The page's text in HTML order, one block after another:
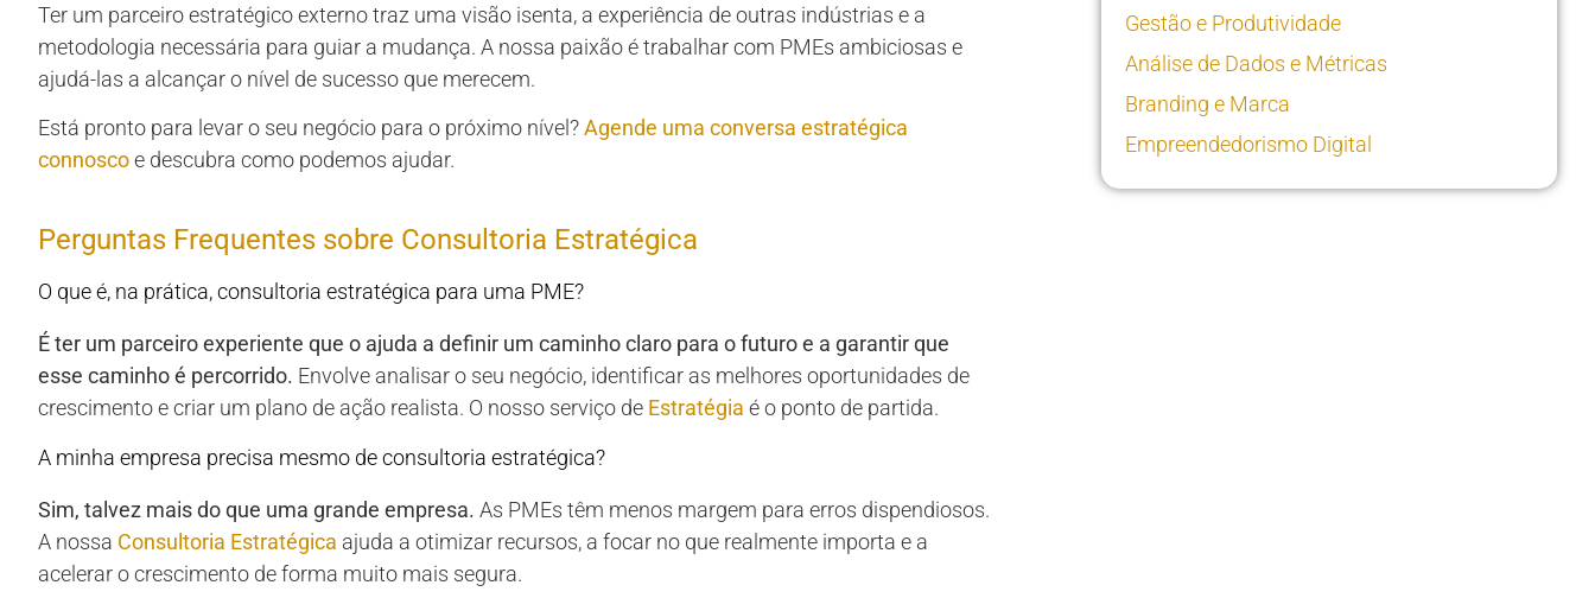
Ter um parceiro estratégico externo traz uma visão isenta, a experiência de outras indústrias e a
metodologia necessária para guiar a mudança. A nossa paixão é trabalhar com PMEs ambiciosas e
ajudá-las a alcançar o nível de sucesso que merecem.
Está pronto para levar o seu negócio para o próximo nível?Agende uma conversa estratégica
connoscoe descubra como podemos ajudar.
Perguntas Frequentes sobre Consultoria Estratégica
O que é, na prática, consultoria estratégica para uma PME?
É ter um parceiro experiente que o ajuda a definir um caminho claro para o futuro e a garantir que
esse caminho é percorrido. Envolve analisar o seu negócio, identificar as melhores oportunidades de
crescimento e criar um plano de ação realista. O nosso serviço de Estratégia é o ponto de partida.
A minha empresa precisa mesmo de consultoria estratégica?
Sim, talvez mais do que uma grande empresa. As PMEs têm menos margem para erros dispendiosos.
A nossa Consultoria Estratégica ajuda a otimizar recursos, a focar no que realmente importa e a
acelerar o crescimento de forma muito mais segura.
Gestão e Produtividade
Análise de Dados e Métricas
Branding e Marca
Empreendedorismo Digital